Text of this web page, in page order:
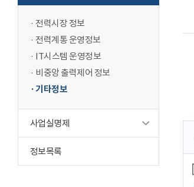
전력시장 정보
전력계통 운영정보
IT시스템 운영정보
비중앙 출력제어 정보
기타정보
사업실명제
정보목록